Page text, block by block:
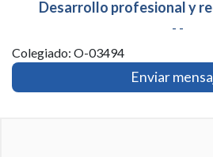
Desarrollo profesional y
- -
Colegiado: O-03494
Enviar